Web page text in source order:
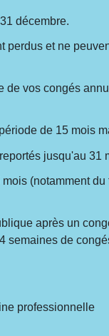
décembre.
perdus et ne
de vos congés
de 15 mois
jusqu'au 31
(notamment
après un
semaines de
professionnelle